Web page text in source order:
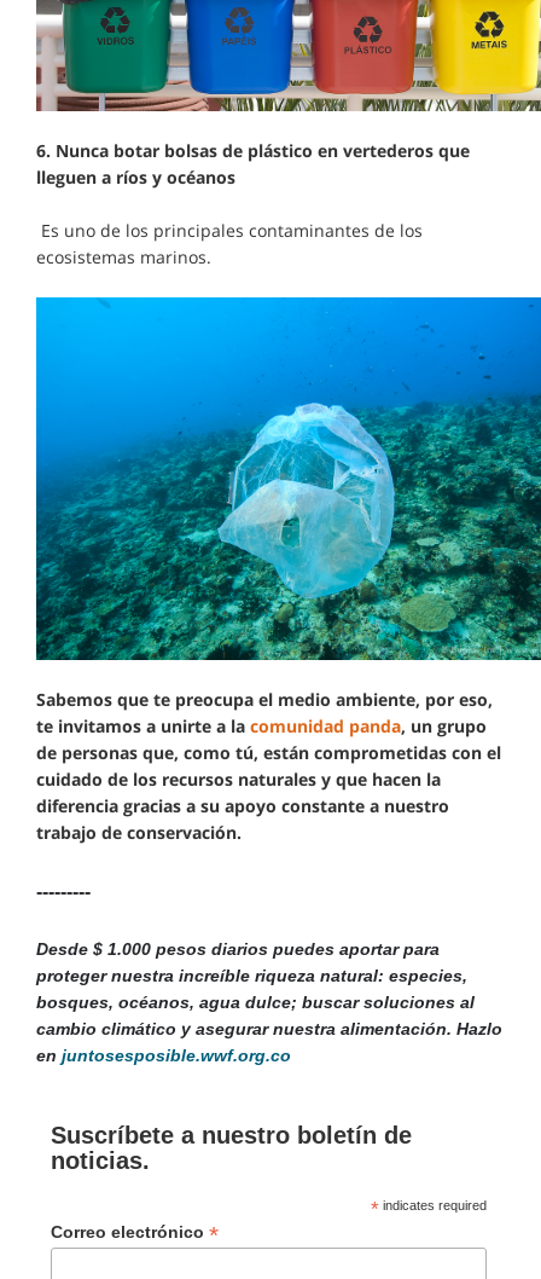
6. Nunca botar bolsas de plástico en vertederos que
lleguen a ríos y océanos
Es uno de los principales contaminantes de los
ecosistemas marinos.
Sabemos que te preocupa el medio ambiente, por eso,
te invitamos a unirte a la comunidad panda, un grupo
de personas que, como tú, están comprometidas con el
cuidado de los recursos naturales y que hacen la
diferencia gracias a su apoyo constante a nuestro
trabajo de conservación.
---------
Desde $ 1.000 pesos diarios puedes aportar para
proteger nuestra increíble riqueza natural: especies,
bosques, océanos, agua dulce; buscar soluciones al
cambio climático y asegurar nuestra alimentación. Hazlo
en juntosesposible.wwf.org.co
Suscríbete a nuestro boletín de
noticias.
*indicates required
Correo electrónico *